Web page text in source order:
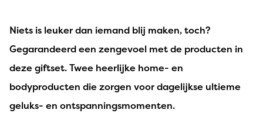
Niets is leuker dan iemand blij maken, toch?
Gegarandeerd een zengevoel met de producten in
deze giftset. Twee heerlijke home- en
bodyproducten die zorgen voor dagelijkse ultieme
geluks- en ontspanningsmomenten.